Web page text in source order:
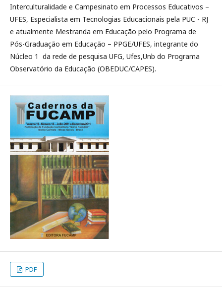
Interculturalidade e Campesinato em Processos Educativos –
UFES, Especialista em Tecnologias Educacionais pela PUC - RJ
e atualmente Mestranda em Educação pelo Programa de
Pós-Graduação em Educação – PPGE/UFES, integrante do
Núcleo 1 da rede de pesquisa UFG, Ufes,Unb do Programa
Observatório da Educação (OBEDUC/CAPES).
PDF